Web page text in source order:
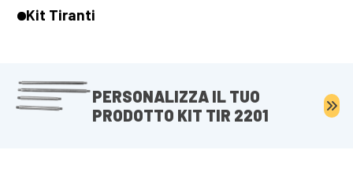
Kit Tiranti
PERSONALIZZA IL TUO
PRODOTTO KIT TIR 2201